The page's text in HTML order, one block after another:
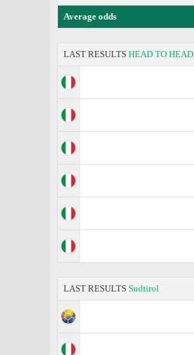
Average odds
LAST RESULTS HEAD TO HEAD
LAST RESULTS Sudtirol